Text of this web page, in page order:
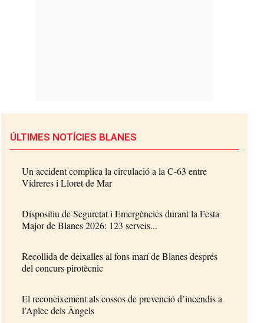
ÚLTIMES NOTÍCIES BLANES
Un accident complica la circulació a la C-63 entre
Vidreres i Lloret de Mar
Dispositiu de Seguretat i Emergències durant la Festa
Major de Blanes 2026: 123 serveis...
Recollida de deixalles al fons marí de Blanes després
del concurs pirotècnic
El reconeixement als cossos de prevenció d’incendis a
l’Aplec dels Àngels